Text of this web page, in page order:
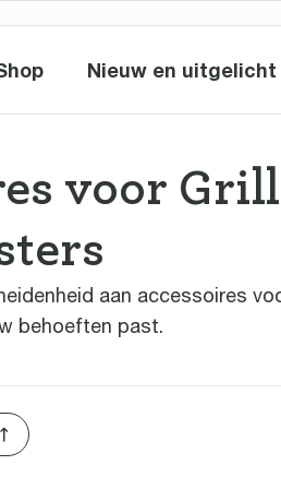
Shop Nieuw en uitgelicht
Nieuw
voor
aan accessoires
behoeften past.